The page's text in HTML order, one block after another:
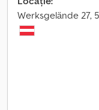
Werksgelände 27,